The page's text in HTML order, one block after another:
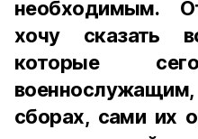
необходимым.
хочу сказать
которые
сборах, сами их